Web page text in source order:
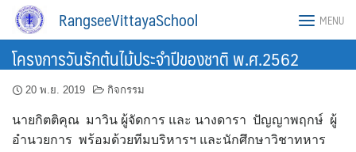
Skip
content
RangseeVittayaSchool MENU
โครงการวันรักต้นไม้ประจำปีของชาติ พ.ศ.2562
20 พ.ย. 2019 กิจกรรม
นายกิตติคุณ มาวิน ผู้จัดการ และ นางดารา ปัญญาพฤกษ์ ผู้
อำนวยการ พร้อมด้วยทีมบริหารฯ และนักศึกษาวิชาทหาร